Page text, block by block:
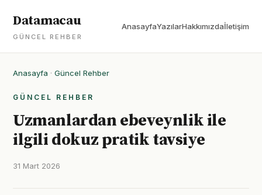
Datamacau
GÜNCEL REHBER
AnasayfaYazılarHakkımızdaİletişim
Anasayfa · Güncel Rehber
GÜNCEL REHBER
Uzmanlardan ebeveynlik ile
ilgili dokuz pratik tavsiye
31 Mart 2026